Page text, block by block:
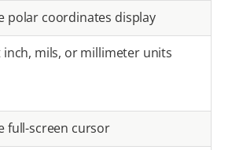
polar coordinates display
inch, mils, or millimeter units
full-screen cursor